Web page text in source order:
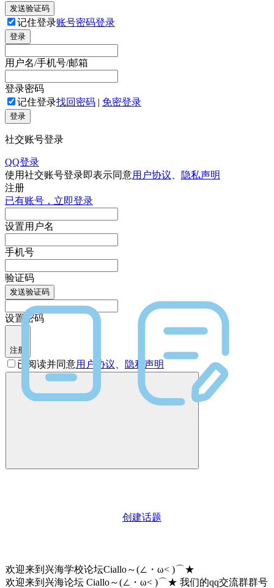
创建话题
发送验证码
记住登录账号密码登录
登录
用户名/手机号/邮箱
登录密码
记住登录找回密码 | 免密登录
登录
社交账号登录
QQ登录
使用社交账号登录即表示同意用户协议
隐私声明
注册
已有账号，立即登录
设置用户名
手机号
验证码
发送验证码
设置密码
注册
已阅读并同意用户协议 隐私声明
欢迎来到兴海学校论坛Ciallo～(∠・ω< )⌒★
欢迎来到兴海论坛 Ciallo～(∠・ω< )⌒★ 我们的qq交流群群号